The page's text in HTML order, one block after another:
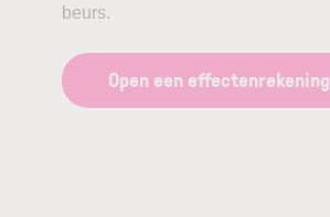
beurs.
Open een effectenrekening